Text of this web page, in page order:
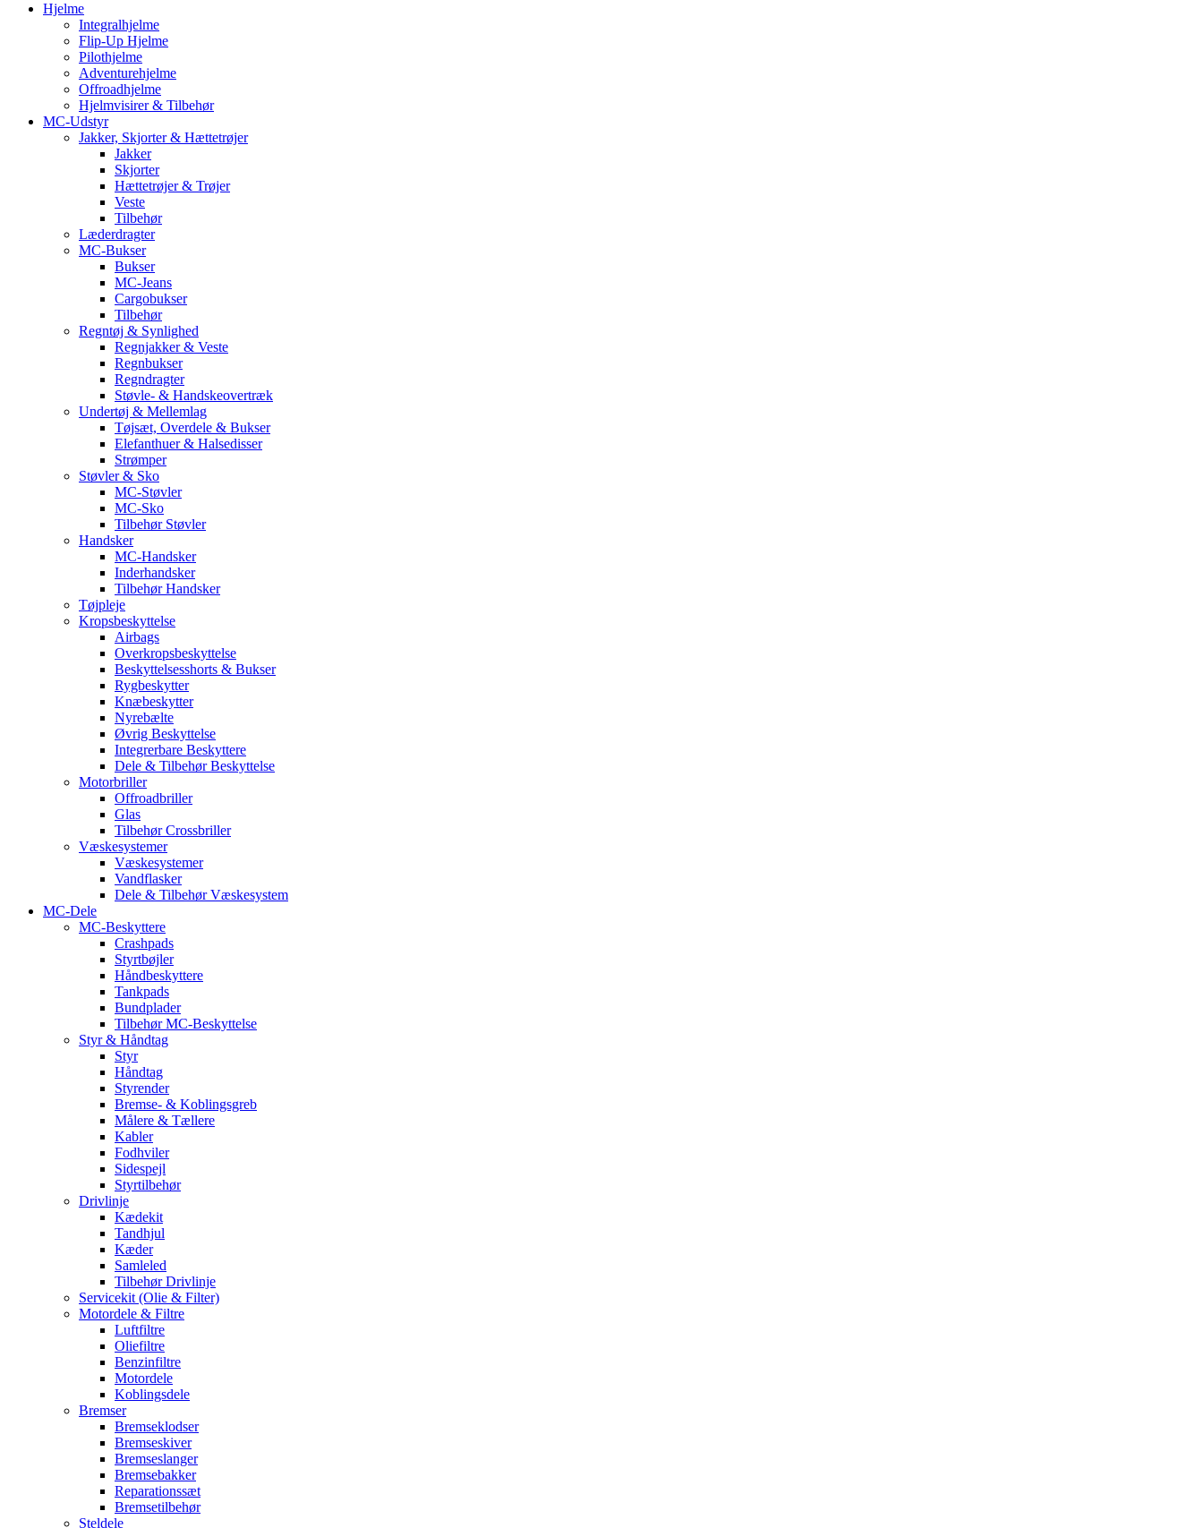
Hjelme
Integralhjelme
Flip-Up Hjelme
Pilothjelme
Adventurehjelme
Offroadhjelme
Hjelmvisirer & Tilbehør
MC-Udstyr
Jakker, Skjorter & Hættetrøjer
Jakker
Skjorter
Hættetrøjer & Trøjer
Veste
Tilbehør
Læderdragter
MC-Bukser
Bukser
MC-Jeans
Cargobukser
Tilbehør
Regntøj & Synlighed
Regnjakker & Veste
Regnbukser
Regndragter
Støvle- & Handskeovertræk
Undertøj & Mellemlag
Tøjsæt, Overdele & Bukser
Elefanthuer & Halsedisser
Strømper
Støvler & Sko
MC-Støvler
MC-Sko
Tilbehør Støvler
Handsker
MC-Handsker
Inderhandsker
Tilbehør Handsker
Tøjpleje
Kropsbeskyttelse
Airbags
Overkropsbeskyttelse
Beskyttelsesshorts & Bukser
Rygbeskytter
Knæbeskytter
Nyrebælte
Øvrig Beskyttelse
Integrerbare Beskyttere
Dele & Tilbehør Beskyttelse
Motorbriller
Offroadbriller
Glas
Tilbehør Crossbriller
Væskesystemer
Væskesystemer
Vandflasker
Dele & Tilbehør Væskesystem
MC-Dele
MC-Beskyttere
Crashpads
Styrtbøjler
Håndbeskyttere
Tankpads
Bundplader
Tilbehør MC-Beskyttelse
Styr & Håndtag
Styr
Håndtag
Styrender
Bremse- & Koblingsgreb
Målere & Tællere
Kabler
Fodhviler
Sidespejl
Styrtilbehør
Drivlinje
Kædekit
Tandhjul
Kæder
Samleled
Tilbehør Drivlinje
Servicekit (Olie & Filter)
Motordele & Filtre
Luftfiltre
Oliefiltre
Benzinfiltre
Motordele
Koblingsdele
Bremser
Bremseklodser
Bremseskiver
Bremseslanger
Bremsebakker
Reparationssæt
Bremsetilbehør
Steldele